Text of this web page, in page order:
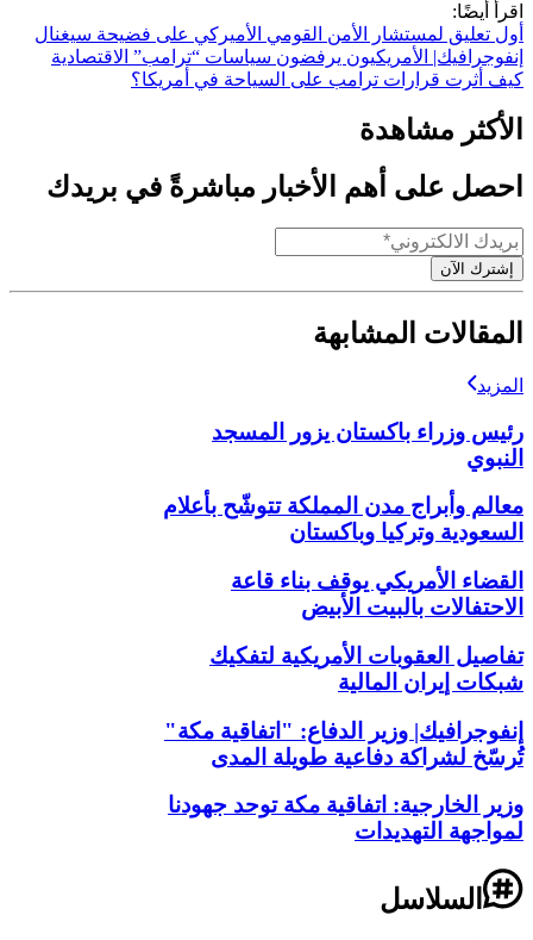
اقرأ أيضًا:
أول تعليق لمستشار الأمن القومي الأميركي على فضيحة سيغنال
إنفوجرافيك| الأمريكيون يرفضون سياسات “ترامب” الاقتصادية
كيف أثرت قرارات ترامب على السياحة في أمريكا؟
الأكثر مشاهدة
احصل على أهم الأخبار مباشرةً في بريدك
إشترك الآن
المقالات المشابهة
المزيد
رئيس وزراء باكستان يزور المسجد
النبوي
معالم وأبراج مدن المملكة تتوشّح بأعلام
السعودية وتركيا وباكستان
القضاء الأمريكي يوقف بناء قاعة
الاحتفالات بالبيت الأبيض
تفاصيل العقوبات الأمريكية لتفكيك
شبكات إيران المالية
إنفوجرافيك| وزير الدفاع: "اتفاقية مكة"
تُرسّخ لشراكة دفاعية طويلة المدى
وزير الخارجية: اتفاقية مكة توحد جهودنا
لمواجهة التهديدات
السلاسل